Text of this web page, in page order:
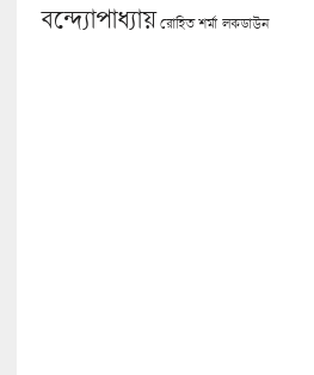
বন্দ্যোপাধ্যায় রোহিত শর্মা লকডাউন